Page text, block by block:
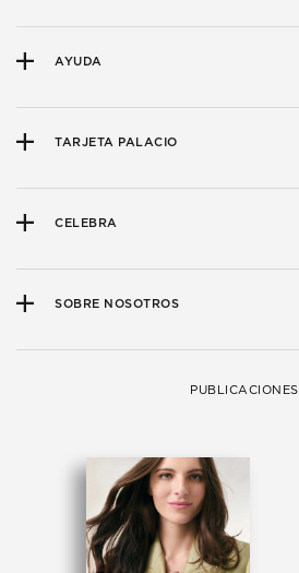
AYUDA
TARJETA PALACIO
CELEBRA
SOBRE NOSOTROS
PUBLICACIONES